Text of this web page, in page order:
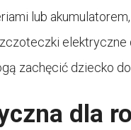
lub
elektryczne
zachęcić dziecko
dla